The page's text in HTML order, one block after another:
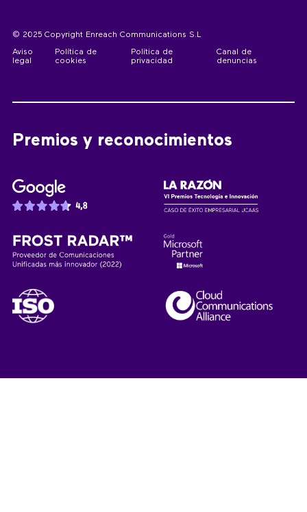
© 2025 Copyright Enreach Communications S.L
Aviso
legal
Política de
cookies
Política de
privacidad
Canal de
denuncias
Premios y reconocimientos